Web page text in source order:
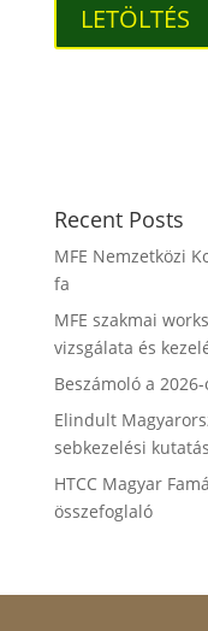
LETÖLTÉS
Recent Posts
MFE Nemzetközi
fa
MFE szakmai
vizsgálata és
Beszámoló a
Elindult
sebkezelési
HTCC Magyar
összefoglaló